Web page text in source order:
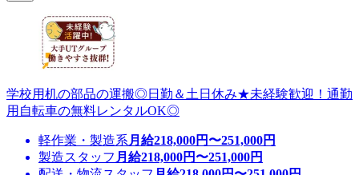
学校用机の部品の運搬◎日勤＆土日休み★未経験歓迎！通勤
用自転車の無料レンタルOK◎
軽作業・製造系 月給218,000円〜251,000円
製造スタッフ 月給218,000円〜251,000円